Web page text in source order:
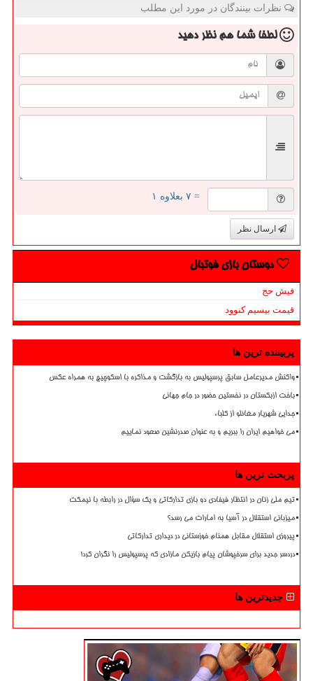
نظرات بینندگان در مورد این مطلب
لطفا شما همنظر دهید
= ۷ بعلاوه ۱
ارسال نظر
دوستان بازی فوتبال
فیش حج
قیمت بیسیم کنوود
پربیننده ترین ها
واکنش مدیرعامل سابق پرسپولیس به بازگشت و مذاکره با اسکوچیچ به همراه عکس
باخت ازبکستان در نخستین حضور در جام جهانی
جدایی شهریار مغانلو از کلباء
می خواهیم ایران را ببریم و به عنوان صدرنشین صعود نماییم
پربحث ترین ها
تیم ملی زنان در انتظار فیفادی دو بازی تدارکاتی و یک سؤال در رابطه با نیمکت
میزبانی استقلال در آسیا به امارات می رسد؟
پیروزی استقلال مقابل همنام خوزستانی در دیداری تدارکاتی
دردسر جدید برای سرخپوشان پیام بازیکن مازادی که پرسپولیس را نگران کرد!
جدیدترین ها